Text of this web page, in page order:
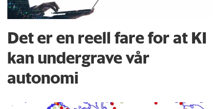
Det er en reell fare for at KI
kan undergrave vår
autonomi